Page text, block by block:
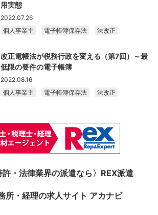
用実態
2022.07.26
個人事業主
電子帳簿保存法 法改正
改正電帳法が税務行政を変える（第7回）～最
低限の要件の電子帳簿
2022.08.16
個人事業主
電子帳簿保存法 法改正